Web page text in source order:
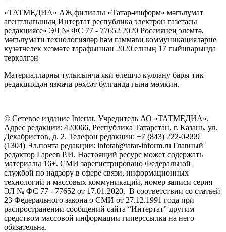
«ТАТМЕДИА» АҖ филиалы «Татар-информ» мәгълүмат
агентлыгының Интертат республика электрон газетасы
редакциясе» ЭЛ № ФС 77 - 77652 2020 Россиянең элемтә,
мәгълүмати технологияләр һәм гаммәви коммуникацияләрне
күзәтчелек хезмәте тарафыннан 2020 елның 17 гыйнварында
теркәлгән
Материалларны тулысынча яки өлешчә куллану бары тик
редакциядән язмача рөхсәт булганда гына мөмкин.
© Сетевое издание Intertat. Учредитель АО «ТАТМЕДИА».
Адрес редакции: 420066, Республика Татарстан, г. Казань, ул.
Декабристов, д. 2. Телефон редакции: +7 (843) 222-0-999
(1304) Эл.почта редакции: infotat@tatar-inform.ru Главный
редактор Гареев Р.И. Настоящий ресурс может содержать
материалы 16+. СМИ зарегистрировано Федеральной
службой по надзору в сфере связи, информационных
технологий и массовых коммуникаций, номер записи серия
ЭЛ № ФС 77 - 77652 от 17.01.2020. В соответствии со статьей
23 Федерального закона о СМИ от 27.12.1991 года при
распространении сообщений сайта “Интертат” другим
средством массовой информации гиперссылка на него
обязательна.